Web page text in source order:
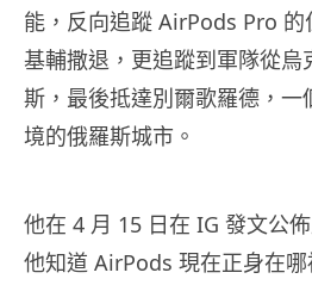
能，反向追蹤 AirPods Pro
基輔撒退，更追蹤到軍隊從烏
斯，最後抵達別爾歌羅德，一
境的俄羅斯城市。
他在 4 月 15 日在 IG 發文公
他知道 AirPods 現在正身在